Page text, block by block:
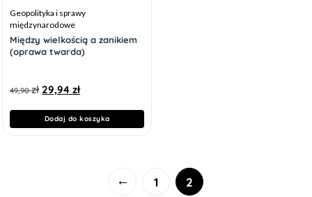
Geopolityka i sprawy
międzynarodowe
Między wielkością a zanikiem
(oprawa twarda)
49,90zł 29,94 zł
Dodaj do koszyka
← 1 2